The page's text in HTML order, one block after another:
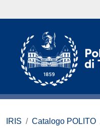
IRIS Catalogo POLITO